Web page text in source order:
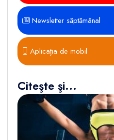
Newsletter săptămânal
Aplicația de mobil
Citeşte şi...